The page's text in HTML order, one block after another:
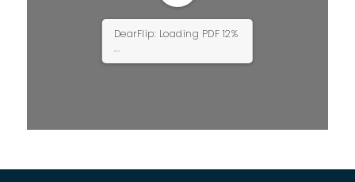
DearFlip: Loading PDF 12%
...